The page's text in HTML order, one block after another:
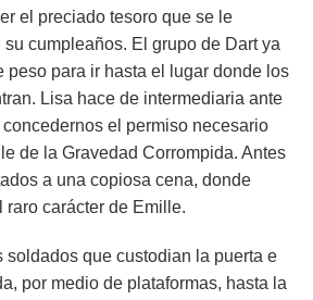
el preciado tesoro que se le
cumpleaños. El grupo de Dart ya
peso para ir hasta el lugar donde los
Lisa hace de intermediaria ante
el permiso necesario
de la Gravedad Corrompida. Antes
a una copiosa cena, donde
carácter de Emille.
soldados que custodian la puerta e
por medio de plataformas, hasta la